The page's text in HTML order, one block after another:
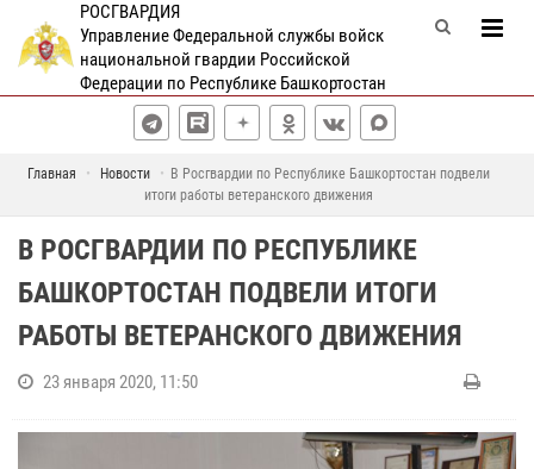
РОСГВАРДИЯ
Управление Федеральной службы войск
национальной гвардии Российской
Федерации по Республике Башкортостан
Главная Новости
В Росгвардии по Республике Башкортостан подвели
итоги работы ветеранского движения
В РОСГВАРДИИ ПО РЕСПУБЛИКЕ
БАШКОРТОСТАН ПОДВЕЛИ ИТОГИ
РАБОТЫ ВЕТЕРАНСКОГО ДВИЖЕНИЯ
23 января 2020, 11:50